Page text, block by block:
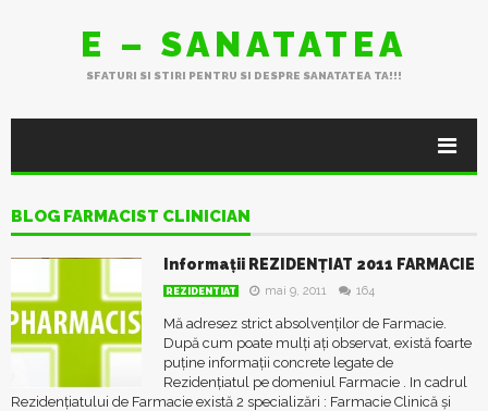
E – SANATATEA
SFATURI SI STIRI PENTRU SI DESPRE SANATATEA TA!!!
BLOG FARMACIST CLINICIAN
Informații REZIDENȚIAT 2011 FARMACIE
REZIDENTIAT mai 9, 2011 164
Mă adresez strict absolvenților de Farmacie.
După cum poate mulți ați observat, există foarte
puține informații concrete legate de
Rezidențiatul pe domeniul Farmacie . In cadrul
Rezidențiatului de Farmacie există 2 specializări : Farmacie Clinică și